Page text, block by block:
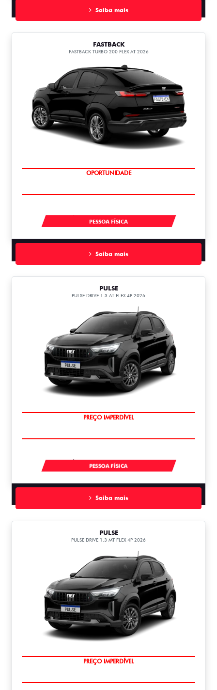
Saiba mais
FASTBACK
FASTBACK TURBO 200 FLEX AT 2026
OPORTUNIDADE
À VISTA POR R$ 119.990,00
PESSOA FÍSICA
Saiba mais
PULSE
PULSE DRIVE 1.3 AT FLEX 4P 2026
O SUV AUTOMÁTICO MAIS BARATO DO BRASIL
À VISTA POR R$ 109.990,00
PESSOA FÍSICA
Saiba mais
PULSE
PULSE DRIVE 1.3 MT FLEX 4P 2026
OPORTUNIDADE